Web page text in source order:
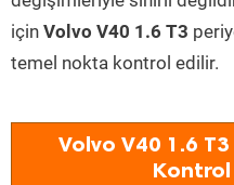
için Volvo V40 1.6 T3
temel nokta kontrol edilir.
Volvo V40 1.6
Kontrol